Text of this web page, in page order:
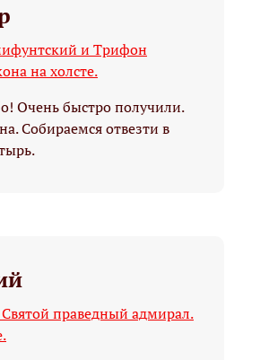
и Трифон
на холсте.
Очень быстро получили.
Собираемся отвезти в
праведный адмирал.